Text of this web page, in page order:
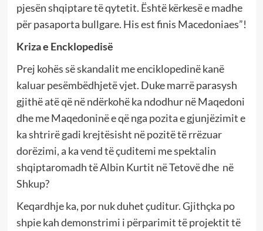
pjesën shqiptare të qytetit. Është kërkesë e madhe
për pasaporta bullgare. His est finis Macedoniaes”!
Kriza e Encklopedisë
Prej kohës së skandalit me enciklopedinë kanë
kaluar pesëmbëdhjetë vjet. Duke marrë parasysh
gjithë atë që në ndërkohë ka ndodhur në Maqedoni
dhe me Maqedoninë e që nga pozita e gjunjëzimit e
ka shtrirë gadi krejtësisht në pozitë të rrëzuar
dorëzimi, a ka vend të çuditemi me spektalin
shqiptaromadh të Albin Kurtit në Tetovë dhe në
Shkup?
Keqardhje ka, por nuk duhet çuditur. Gjithçka po
shpie kah demonstrimi i përparimit të projektit të